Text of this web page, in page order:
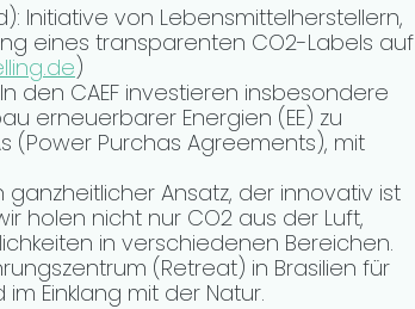
Initiative von Lebensmittelherstellern,
eines transparenten CO2-Labels auf
)
den CAEF investieren insbesondere
erneuerbarer Energien (EE) zu
(Power Purchas Agreements), mit
ganzheitlicher Ansatz, der innovativ ist
holen nicht nur CO2 aus der Luft,
in verschiedenen Bereichen.
(Retreat) in Brasilien für
Einklang mit der Natur.